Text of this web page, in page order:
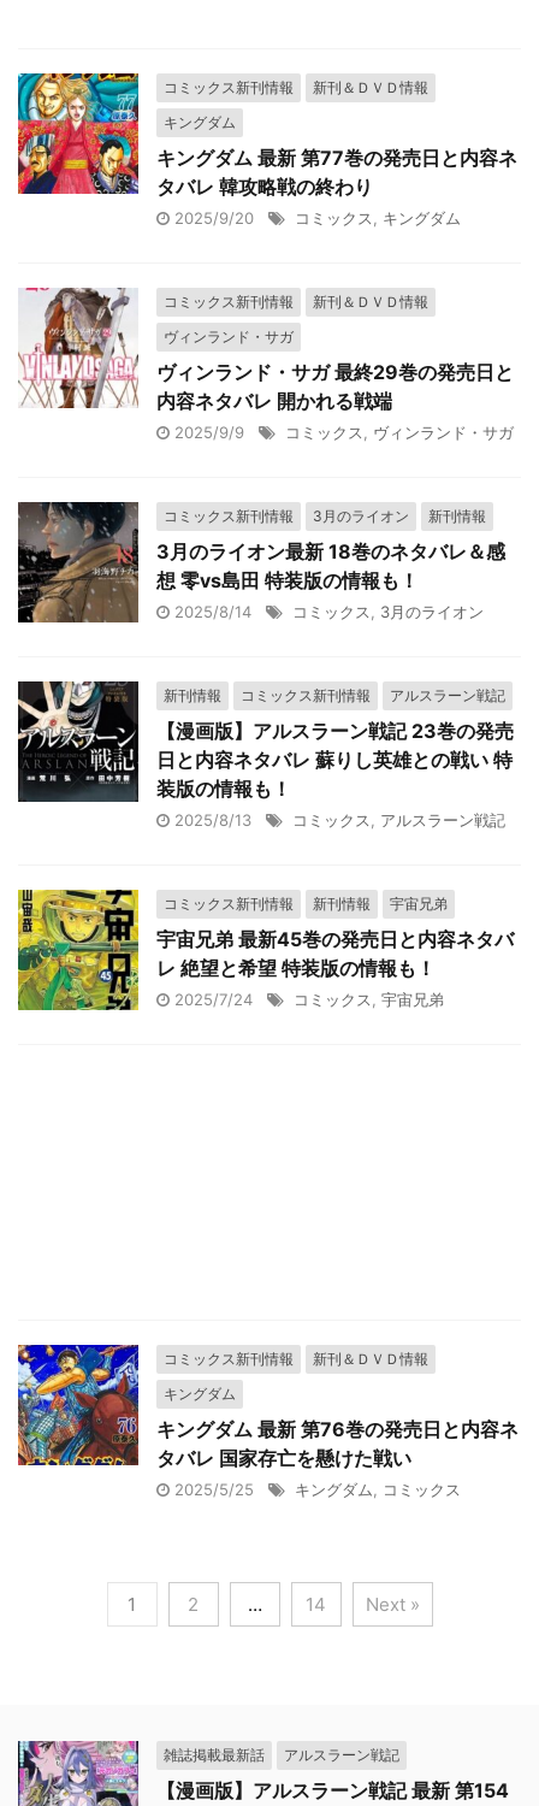
コミックス新刊情報
新刊＆ＤＶＤ情報
キングダム
キングダム 最新 第77巻の発売日と内容ネ
タバレ 韓攻略戦の終わり
2025/9/20 コミックス キングダム
コミックス新刊情報
新刊＆ＤＶＤ情報
ヴィンランド・サガ
ヴィンランド・サガ 最終29巻の発売日と
内容ネタバレ 開かれる戦端
2025/9/9 コミックス ヴィンランド・サガ
コミックス新刊情報 3月のライオン 新刊情報
3月のライオン最新 18巻のネタバレ＆感
想 零vs島田 特装版の情報も！
2025/8/14 コミックス 3月のライオン
新刊情報 コミックス新刊情報 アルスラーン戦記
【漫画版】アルスラーン戦記 23巻の発売
日と内容ネタバレ 蘇りし英雄との戦い 特
装版の情報も！
2025/8/13 コミックス アルスラーン戦記
コミックス新刊情報 新刊情報 宇宙兄弟
宇宙兄弟 最新45巻の発売日と内容ネタバ
レ 絶望と希望 特装版の情報も！
2025/7/24 コミックス 宇宙兄弟
コミックス新刊情報
新刊＆ＤＶＤ情報
キングダム
キングダム 最新 第76巻の発売日と内容ネ
タバレ 国家存亡を懸けた戦い
2025/5/25 キングダム コミックス
1 2 … 14 Next »
雑誌掲載最新話 アルスラーン戦記
【漫画版】アルスラーン戦記 最新 第154